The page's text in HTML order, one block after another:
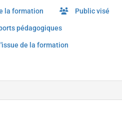
la formation Public visé
pédagogiques
de la formation